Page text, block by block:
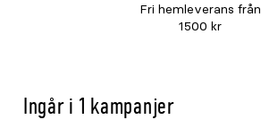
Fri hemleverans från
1500 kr
Ingår i 1 kampanjer